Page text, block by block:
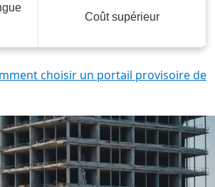
Coût supérieur
choisir un portail provisoire de